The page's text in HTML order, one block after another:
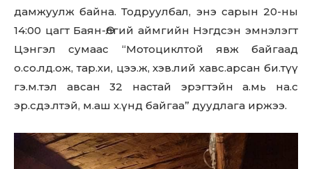
дамжуулж байна. Тодруулбал, энэ сарын 20-ны
14:00 цагт Баян-Өлгий аймгийн Нэгдсэн эмнэлэгт
Цэнгэл сумаас “Мотоциклтой явж байгаад
о.со.лд.ож, тар.хи, цээ.ж, хэв.лий хавс.арсан би.түү
гэ.м.тэл авсан 32 настай эрэгтэйн а.мь на.с
эр.сдэ.лтэй, м.аш х.үнд байгаа” дуудлага иржээ.